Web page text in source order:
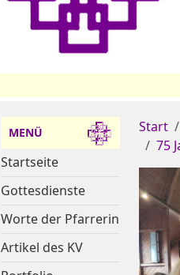
MENÜ
Startseite
Gottesdienste
Worte der Pfarrerin
Artikel des KV
Start
75